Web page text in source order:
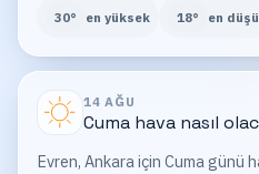
30° en yüksek 18° en
14 AĞU
Cumahava nasıl
Evren, Ankara için Cuma günü